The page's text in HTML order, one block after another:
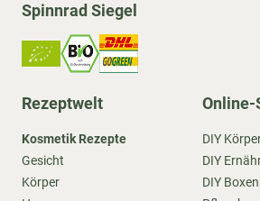
Spinnrad Siegel
Rezeptwelt
Kosmetik Rezepte
Gesicht
Körper
Online-
DIY
DIY
DIY Boxen